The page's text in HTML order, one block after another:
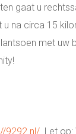
gaat u
na circa 15
met uw
9292.nl/ Let op: